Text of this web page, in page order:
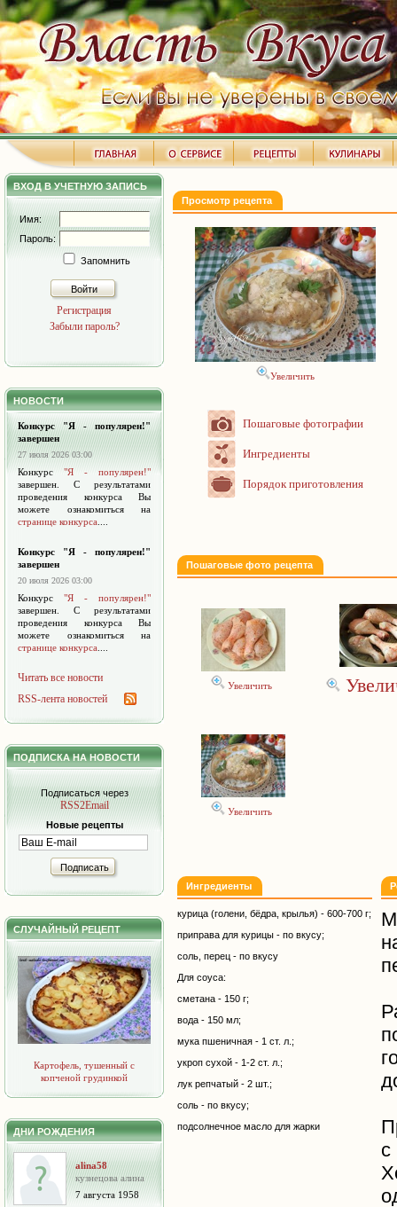
ВХОД В УЧЕТНУЮ ЗАПИСЬ
Имя:
Пароль:
Запомнить
Войти
Регистрация
Забыли пароль?
НОВОСТИ
Конкурс "Я - популярен!"
завершен
27 июля 2026 03:00
Конкурс "Я - популярен!"
завершен. С результатами
проведения конкурса Вы
можете ознакомиться на
странице конкурса
Конкурс "Я - популярен!"
завершен
20 июля 2026 03:00
Конкурс "Я - популярен!"
завершен. С результатами
проведения конкурса Вы
можете ознакомиться на
странице конкурса
Читать все новости
RSS-лента новостей
ПОДПИСКА НА НОВОСТИ
Подписаться через
RSS2Email
Новые рецепты
Подписать
СЛУЧАЙНЫЙ РЕЦЕПТ
Картофель, тушенный с
копченой грудинкой
ДНИ РОЖДЕНИЯ
alina58
кузнецова алина
7 августа 1958
Просмотр рецепта
Увеличить
Пошаговые фотографии
Ингредиенты
Порядок приготовления
Пошаговые фото рецепта
Увеличить
Увеличить
Ингредиенты
курица (голени, бёдра, крылья) - 600-700 г;
приправа для курицы - по вкусу;
соль, перец - по вкусу
Для соуса:
сметана - 150 г;
вода - 150 мл;
мука пшеничная - 1 ст. л.;
укроп сухой - 1-2 ст. л.;
лук репчатый - 2 шт.;
соль - по вкусу;
подсолнечное масло для жарки